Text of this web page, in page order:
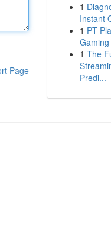
Page
1
Instant
1 PT
1 The
Predi...